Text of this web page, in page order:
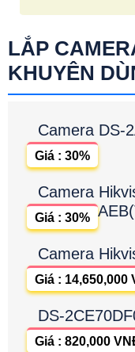
LẮP
KHUYÊN
Camera DS-
Giá : 30%
Camera
Giá : 30%
Camera
Giá : 14,650,000
DS-
Giá : 820,000